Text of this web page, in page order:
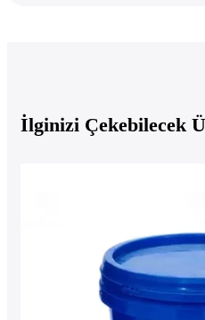
İlginizi Çekebilecek